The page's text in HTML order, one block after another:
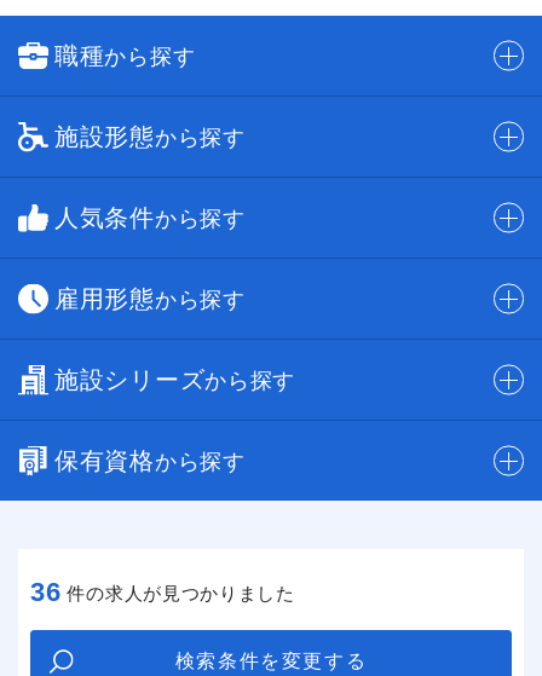
職種から探す
施設形態から探す
人気条件から探す
雇用形態から探す
施設シリーズから探す
保有資格から探す
36 件の求人が見つかりました
検索条件を変更する